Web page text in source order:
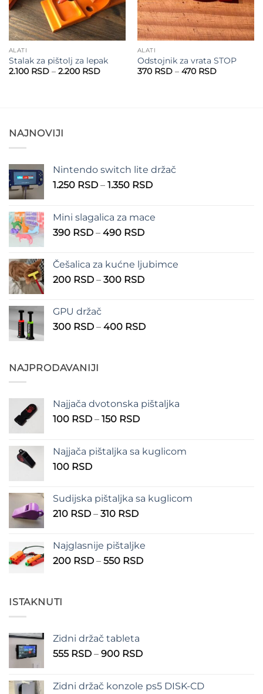
ALATI
Stalak za pištolj za lepak
2.100 RSD – 2.200 RSDRaspon
ALATI
Odstojnik za vrata STOP
370 RSD – 470 RSDRaspon
NAJNOVIJI
Nintendo switch lite držač
1.250 RSD – 1.350 RSDRaspon
1.250 RSD
Mini slagalica za mace
390 RSD – 490 RSDRaspon
390 RSD
do
Češalica za kućne ljubimce
200 RSD – 300 RSDRaspon
do
GPU držač
300 RSD – 400 RSDRaspon
NAJPRODAVANIJI
Najjača dvotonska pištaljka
100 RSD – 150 RSDRaspon
100 RSD
Najjača pištaljka sa kuglicom
100 RSD
Sudijska pištaljka sa kuglicom
210 RSD – 310 RSDRaspon
210 RSD
do
Najglasnije pištaljke
200 RSD – 550 RSDRaspon
ISTAKNUTI
Zidni držač tableta
555 RSD – 900 RSDRaspon
555 RSD
Zidni držač konzole ps5 DISK-CD